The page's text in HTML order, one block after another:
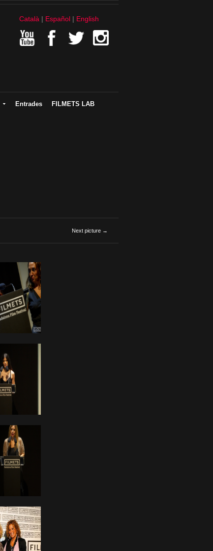
Català Español English
Entrades FILMETS LAB
Next picture →